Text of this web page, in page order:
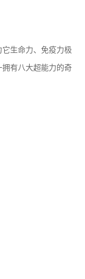
它生命力、免疫力极
拥有八大超能力的奇